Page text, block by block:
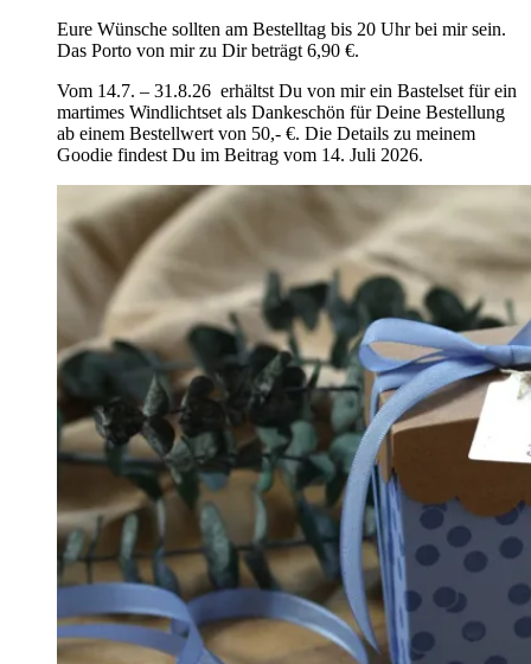
Eure Wünsche sollten am Bestelltag bis 20 Uhr bei mir sein.
Das Porto von mir zu Dir beträgt 6,90 €.
Vom 14.7. – 31.8.26 erhältst Du von mir ein Bastelset für ein
martimes Windlichtset als Dankeschön für Deine Bestellung
ab einem Bestellwert von 50,- €. Die Details zu meinem
Goodie findest Du im Beitrag vom 14. Juli 2026.